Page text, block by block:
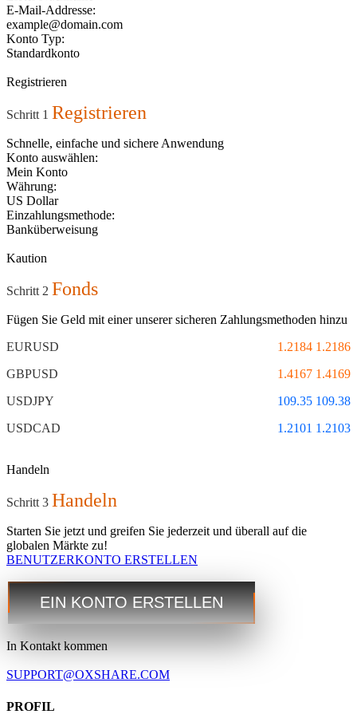
E-Mail-Addresse:
example@domain.com
Konto Typ:
Standardkonto
Registrieren
Schritt 1 Registrieren
Schnelle, einfache und sichere Anwendung
Konto auswählen:
Mein Konto
Währung:
US Dollar
Einzahlungsmethode:
Banküberweisung
Kaution
Schritt 2 Fonds
Fügen Sie Geld mit einer unserer sicheren Zahlungsmethoden hinzu
EURUSD
1.2184 1.2186
GBPUSD
1.4167 1.4169
USDJPY
109.35 109.38
USDCAD
1.2101 1.2103
Handeln
Schritt 3 Handeln
Starten Sie jetzt und greifen Sie jederzeit und überall auf die
globalen Märkte zu!
BENUTZERKONTO ERSTELLEN
EIN KONTO ERSTELLEN
In Kontakt kommen
SUPPORT@OXSHARE.COM
PROFIL